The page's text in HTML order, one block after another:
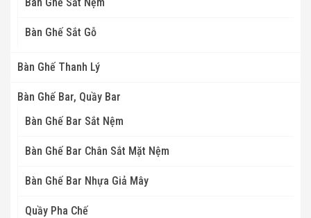
Bàn Ghế Sắt Gỗ
Bàn Ghế Thanh Lý
Bàn Ghế Bar, Quầy Bar
Bàn Ghế Bar Sắt Nệm
Bàn Ghế Bar Chân Sắt Mặt Nệm
Bàn Ghế Bar Nhựa Giả Mây
Quầy Pha Chế